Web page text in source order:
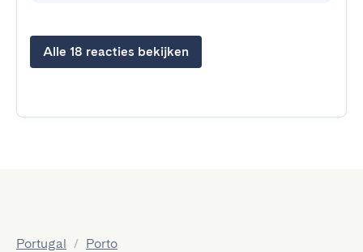
Alle 18 reacties bekijken
Portugal / Porto